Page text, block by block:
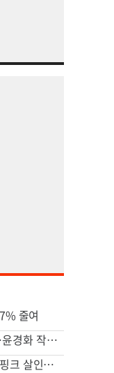
줄여
제6회 중앙회화대전 수상자 발표…윤경화 작가 ‘대상’
“그랜저 탄 부부 팔다리 잘랐다”…핑크 살인공장 충격 실체